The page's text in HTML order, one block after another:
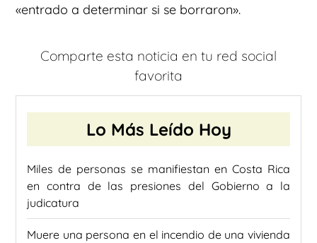
«entrado a determinar si se borraron».
Comparte esta noticia en tu red social
favorita
Lo Más Leído Hoy
Miles de personas se manifiestan en Costa Rica
en contra de las presiones del Gobierno a la
judicatura
Muere una persona en el incendio de una vivienda